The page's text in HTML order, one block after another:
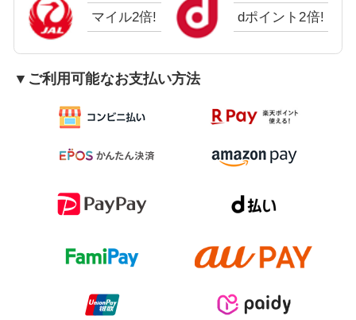
マイル2倍! dポイント2倍!
▼ご利用可能なお支払い方法